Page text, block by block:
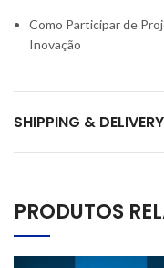
Como Participar de
Inovação
SHIPPING & DELIVERY
PRODUTOS